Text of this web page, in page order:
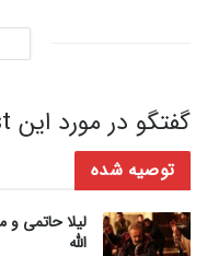
گفتگو در مورد این post
توصیه شده
لیلا حاتمی
الله